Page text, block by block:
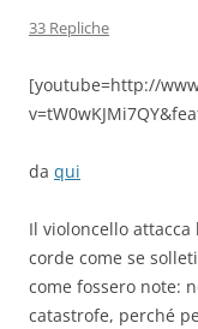
33 Repliche
[youtube=http://
da qui
Il violoncello attacca
corde come se
come fossero note:
catastrofe, perché